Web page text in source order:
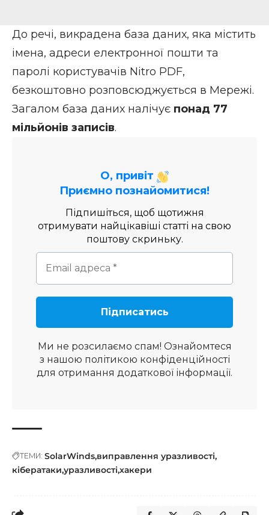
До речі, викрадена база даних, яка містить
імена, адреси електронної пошти та
паролі користувачів Nitro PDF,
безкоштовно розповсюджується в Мережі.
Загалом база даних налічує понад 77
мільйонів записів.
О, привіт
Приємно познайомитися!
Підпишіться, щоб щотижня
отримувати найцікавіші статті на свою
поштову скриньку.
Ми не розсилаємо спам! Ознайомтеся
з нашою політикою конфіденційності
для отримання додаткової інформації.
ТЕМИ: SolarWinds виправлення уразливості
кібератаки уразливості хакери